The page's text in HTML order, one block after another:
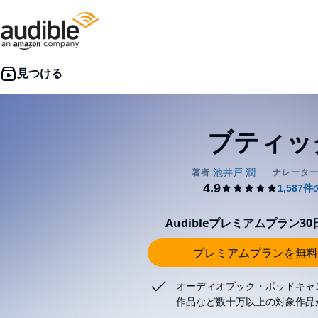
ブティ
Audibleプレミアムプラン30
プレミアムプランを無
オーディオブック・ポッドキ
作品など数十万以上の対象作